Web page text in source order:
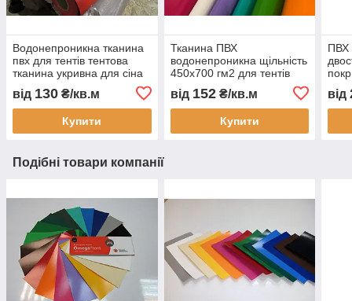
Водонепроникна тканина
пвх для тентів тентова
тканина укривна для сіна
зерна соломи деревини
будматеріалів рулон 25 м
стійка
від 130 ₴/кв.м
Купити
Тканина ПВХ
водонепроникна щільність
450х700 гм2 для тентів
автотенти гермомішки
покриття спортивні мати
від 152₴/кв.м
Купити
ПВХ
від
Подібні товари компанії